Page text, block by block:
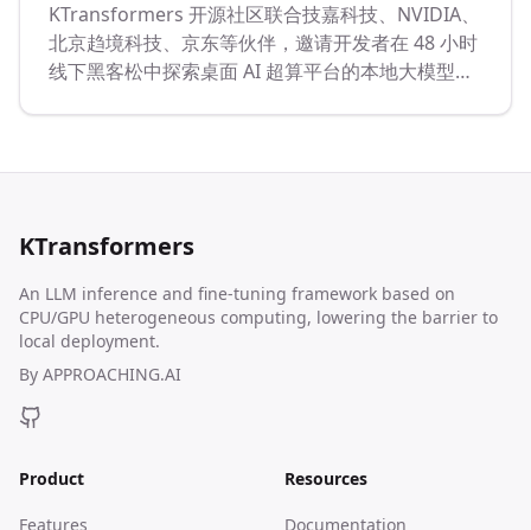
KTransformers 开源社区联合技嘉科技、NVIDIA、
北京趋境科技、京东等伙伴，邀请开发者在 48 小时
线下黑客松中探索桌面 AI 超算平台的本地大模型应
KTransformers
An LLM inference and fine-tuning framework based on
CPU/GPU heterogeneous computing, lowering the barrier to
local deployment.
By APPROACHING.AI
Product
Features
Resources
Documentation